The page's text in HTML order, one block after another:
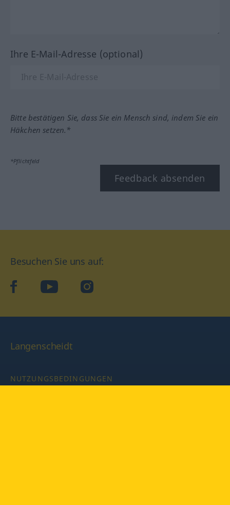
Ihre E-Mail-Adresse (optional)
Bitte bestätigen Sie, dass Sie ein Mensch sind, indem Sie ein
Häkchen setzen.*
*Pflichtfeld
Feedback absenden
Besuchen Sie uns auf:
facebookYouTube Instagram
Langenscheidt
NUTZUNGSBEDINGUNGEN